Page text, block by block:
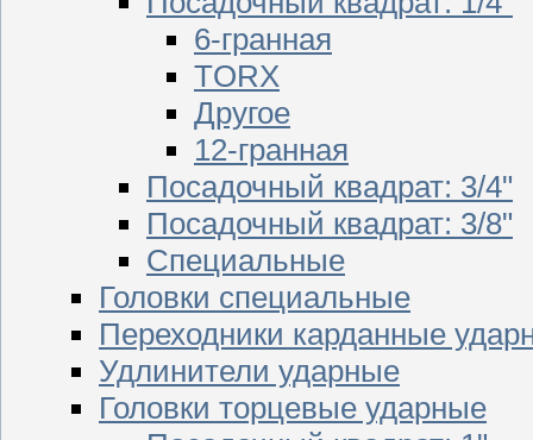
6-гранная
TORX
Другое
12-гранная
Посадочный квадрат: 3/4"
Посадочный квадрат: 3/8"
Специальные
Головки специальные
Переходники карданные
Удлинители ударные
Головки торцевые ударные